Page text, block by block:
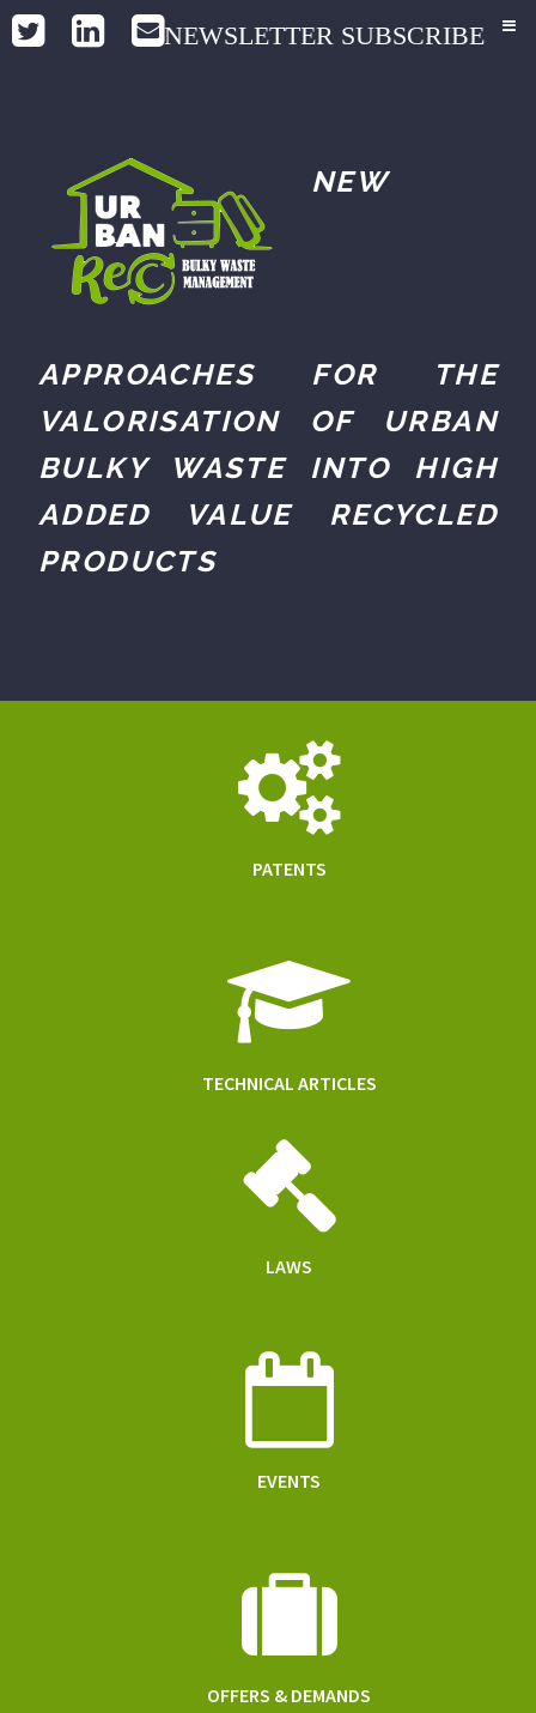
NEWSLETTER SUBSCRIBE
NEW
APPROACHES FOR THE
VALORISATION OF URBAN
BULKY WASTE INTO HIGH
ADDED VALUE RECYCLED
PRODUCTS
PATENTS
TECHNICAL ARTICLES
LAWS
EVENTS
OFFERS & DEMANDS